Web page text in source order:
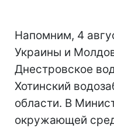
Напомним, 4
Украины и
Днестровское
Хотинский
области. В
окружающей